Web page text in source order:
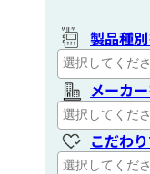
製品種
メーカ
こだわ